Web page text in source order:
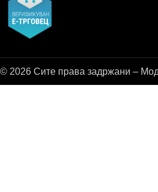
© 2026 Сите права задржани –